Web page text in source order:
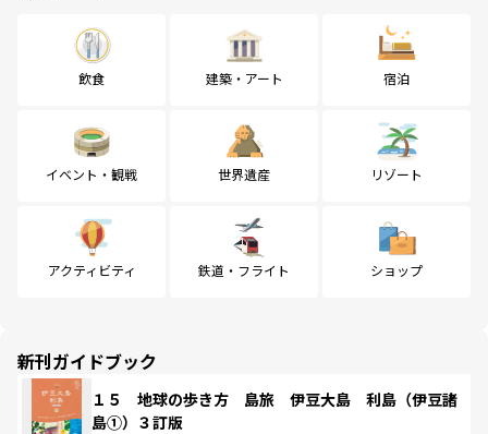
飲食 建築・アート 宿泊
イベント・観戦 世界遺産 リゾート
アクティビティ 鉄道・フライト ショップ
新刊ガイドブック
１５ 地球の歩き方 島旅 伊豆大島 利島（伊豆諸
島①）３訂版